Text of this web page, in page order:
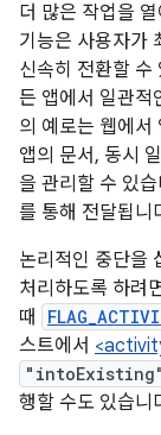
더 많은 작업을
기능은 사용자가
신속히 전환할 수
든 앱에서 일관적
의 예로는 웹에서
앱의 문서, 동시
을 관리할 수 있
를 통해 전달됩니
논리적인 중단을
처리하도록 하려
때
스트에서
"intoExisting"
행할 수도 있습니